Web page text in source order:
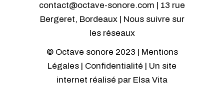
contact@octave-sonore.com | 13 rue
Bergeret, Bordeaux | Nous suivre sur
les réseaux
© Octave sonore 2023 | Mentions
Légales | Confidentialité | Un site
internet réalisé par Elsa Vita